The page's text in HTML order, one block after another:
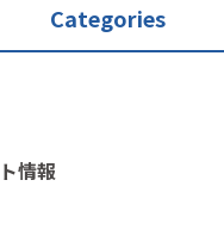
Categories
情報